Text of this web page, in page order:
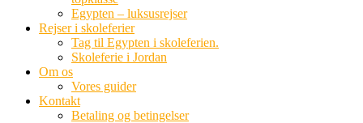
Egypten – luksusrejser
Rejser i skoleferier
Tag til Egypten i skoleferien.
Skoleferie i Jordan
Om os
Vores guider
Kontakt
Betaling og betingelser